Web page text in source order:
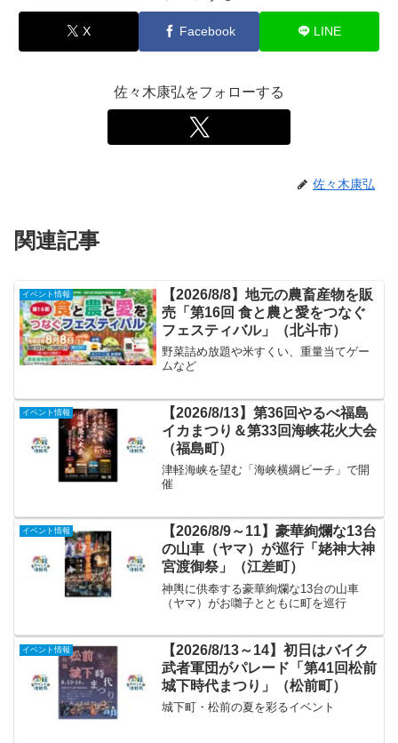
X Facebook LINE
佐々木康弘をフォローする
佐々木康弘
関連記事
イベント情報
【2026/8/8】地元の農畜産物を販
売「第16回 食と農と愛をつなぐ
フェスティバル」（北斗市）
野菜詰め放題や米すくい、重量当てゲー
ムなど
イベント情報
【2026/8/13】第36回やるべ福島
イカまつり＆第33回海峡花火大会
（福島町）
津軽海峡を望む「海峡横綱ビーチ」で開
催
イベント情報
【2026/8/9～11】豪華絢爛な13台
の山車（ヤマ）が巡行「姥神大神
宮渡御祭」（江差町）
神輿に供奉する豪華絢爛な13台の山車
（ヤマ）がお囃子とともに町を巡行
イベント情報
【2026/8/13～14】初日はバイク
武者軍団がパレード「第41回松前
城下時代まつり」（松前町）
城下町・松前の夏を彩るイベント